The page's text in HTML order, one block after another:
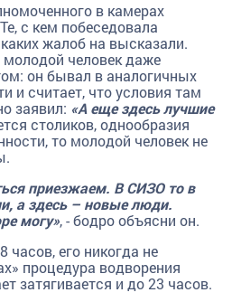
в камерах
с кем побеседовала
жалоб на высказали.
человек даже
он бывал в аналогичных
и считает, что условия там
заявил: «А еще здесь лучшие
столиков, однообразия
то молодой человек не
приезжаем. В СИЗО то в
а здесь – новые люди.
могу», - бодро объясни он.
часов, его никогда не
процедура водворения
затягивается и до 23 часов.